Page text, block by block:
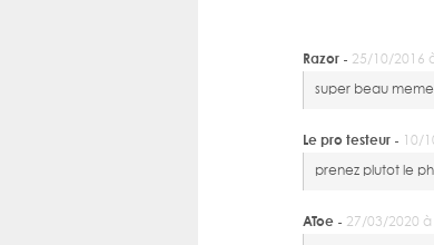
Razor - 25/10/2016
super beau
Le pro testeur - 10/
prenez plutot le
AToe - 27/03/2020 à